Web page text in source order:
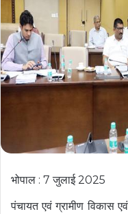
भोपाल : 7 जुलाई 2025
पंचायत एवं ग्रामीण विकास